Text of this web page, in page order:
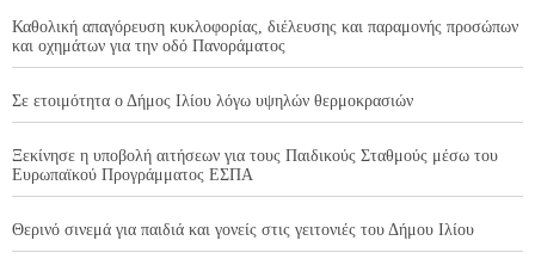
Καθολική απαγόρευση κυκλοφορίας, διέλευσης και παραμονής προσώπων
και οχημάτων για την οδό Πανοράματος
Σε ετοιμότητα ο Δήμος Ιλίου λόγω υψηλών θερμοκρασιών
Ξεκίνησε η υποβολή αιτήσεων για τους Παιδικούς Σταθμούς μέσω του
Ευρωπαϊκού Προγράμματος ΕΣΠΑ
Θερινό σινεμά για παιδιά και γονείς στις γειτονιές του Δήμου Ιλίου